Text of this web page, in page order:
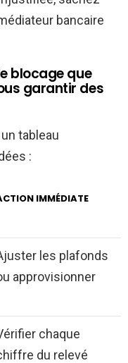
bancaire
blocage que
garantir des
tableau
:
IMMÉDIATE
les plafonds
approvisionner
chaque
du relevé